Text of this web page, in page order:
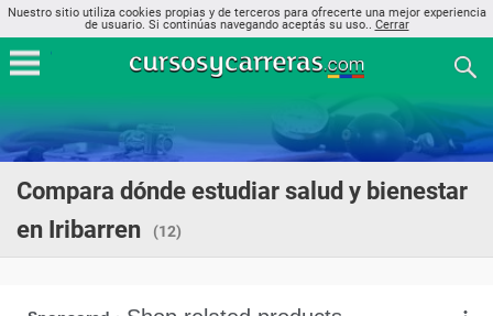
Nuestro sitio utiliza cookies propias y de terceros para ofrecerte una mejor experiencia
de usuario. Si continúas navegando aceptás su uso.. Cerrar
Compara dónde estudiar salud y bienestar
en Iribarren
(12)